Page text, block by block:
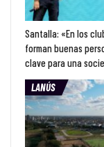
Santalla: «En los
forman buenas
clave para una
LANÚS